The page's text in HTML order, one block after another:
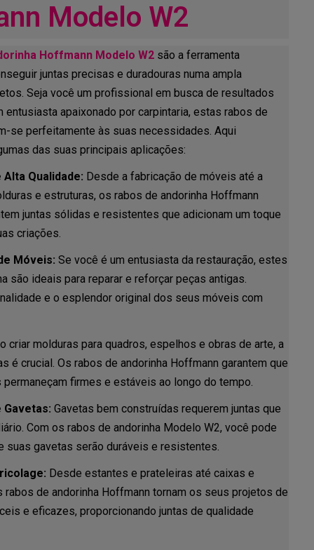
Modelo W2
Hoffmann Modelo W2são a ferramenta
juntas precisas e duradouras numa ampla
Seja você um profissional em busca de resultados
entusiasta apaixonado por carpintaria, estas rabos de
se perfeitamente às suas necessidades. Aqui
das suas principais aplicações:
Qualidade: Desde a fabricação de móveis até a
e estruturas, os rabos de andorinha Hoffmann
juntas sólidas e resistentes que adicionam um toque
criações.
Móveis: Se você é um entusiasta da restauração, estes
são ideais para reparar e reforçar peças antigas.
e o esplendor original dos seus móveis com
criar molduras para quadros, espelhos e obras de arte, a
é crucial. Os rabos de andorinha Hoffmann garantem que
firmes e estáveis ao longo do tempo.
Gavetas: Gavetas bem construídas requerem juntas que
Com os rabos de andorinha Modelo W2, você pode
suas gavetas serão duráveis e resistentes.
Desde estantes e prateleiras até caixas e
rabos de andorinha Hoffmann tornam os seus projetos de
e eficazes, proporcionando juntas de qualidade